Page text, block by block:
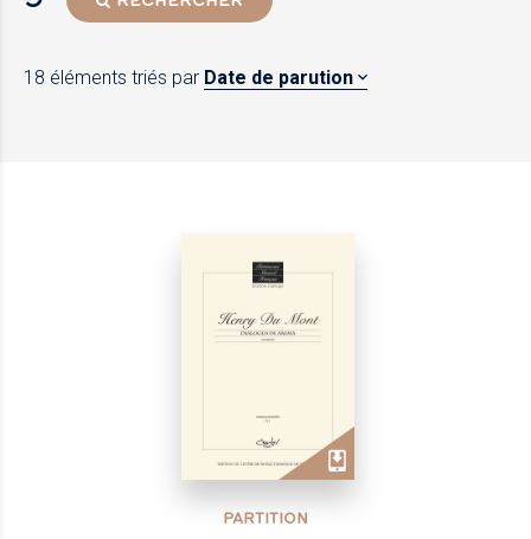
18 éléments triés par Date de parution
PARTITION